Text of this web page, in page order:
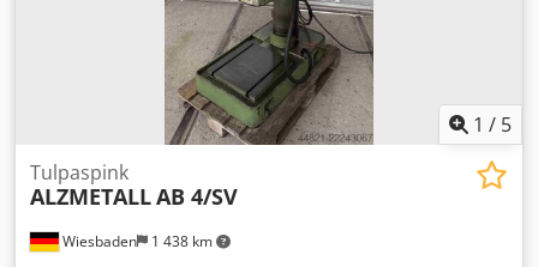
1 / 5
Wiesbaden 1 438 km
Tulpaspink
ALZMETALLAB 4/SV